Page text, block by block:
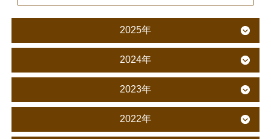
2025年
2024年
2023年
2022年